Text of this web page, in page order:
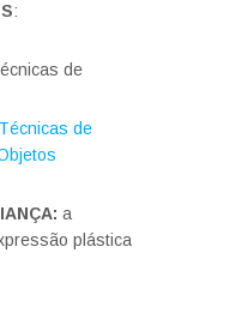
:
de
de
a
plástica